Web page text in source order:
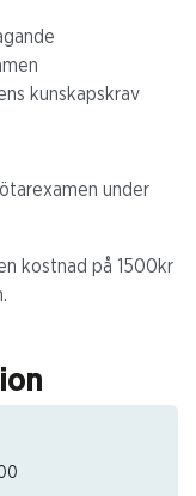
kunskapskrav
under
kostnad på 1500kr